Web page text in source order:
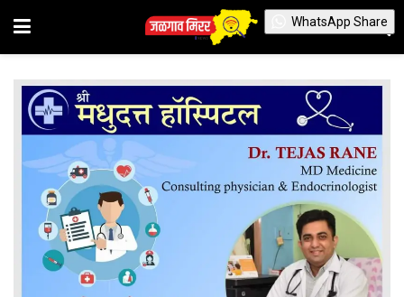
WhatsApp Share